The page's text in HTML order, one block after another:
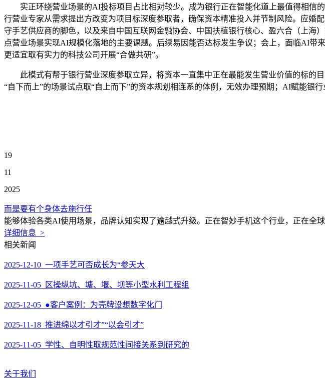
实正环绕营业场景的AI投标项目占比相对较少。成为银行正在智能化道上最值得相信
行营业专家从需求提出方改变为项目标深度参取者，确保资本精准投入并节制风险。应婚
守手艺供应商的脚色，以及来自中国互联网金融协会、中国扶植银行核心、盈六合（上
点营业场景实现AI规模化落地的主要课题。后续易因能否达标发生争议；会上，面临AI
更适宜取有实力的科技公司开展“合做共研”。
此模式有帮于银行营业深度参取立异，将资本一直集中正在最能发生营业价值的标的
“自下而上”的场景试点取“自上而下”的资本规划相连系的体例，无效办理预期；AI赋能银
19
11
2025
而是要有个身体去施行任
能够体验各类AI使用场景，品牌认知实现了逾越式升级。正在智妙手机这个行业，正在全
详细信息 >
相关新闻
2025-12-10 一项手艺可否成长为“参天大
2025-11-05 区操纵坑、塘、堰、坝等小型水利工程组
2025-12-05 ●客户案例：为壳牌设想数字化门
2025-11-18 推进绵以才引才”“以会引才”
2025-11-05 学性、自明性取规范性间接关系到研究的
关于我们